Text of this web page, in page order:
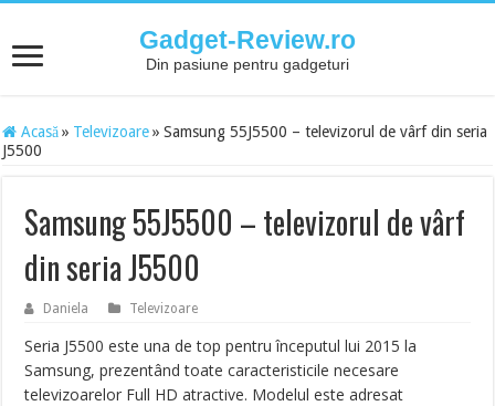
Gadget-Review.ro
Din pasiune pentru gadgeturi
Acasă » Televizoare » Samsung 55J5500 – televizorul de vârf din seria
J5500
Samsung 55J5500 – televizorul de vârf
din seria J5500
Daniela Televizoare
Seria J5500 este una de top pentru începutul lui 2015 la
Samsung, prezentând toate caracteristicile necesare
televizoarelor Full HD atractive. Modelul este adresat